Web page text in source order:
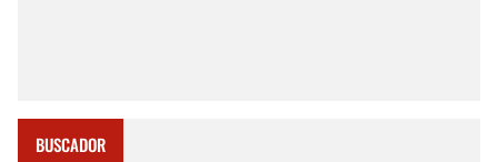
BUSCADOR